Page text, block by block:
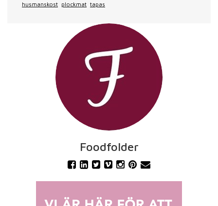
husmanskost plockmat tapas
Foodfolder